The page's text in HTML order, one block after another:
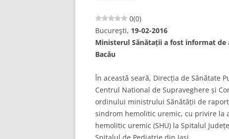
0(0)
Bucureşti, 19-02-2016
Ministerul Sănătații a fost informat
Bacău
În această seară, Direcția de Sănătate
Centrul National de Supraveghere și
ordinului ministrului Sănătății de
sindrom hemolitic uremic, cu privire la
hemolitic uremic (SHU) la Spitalul